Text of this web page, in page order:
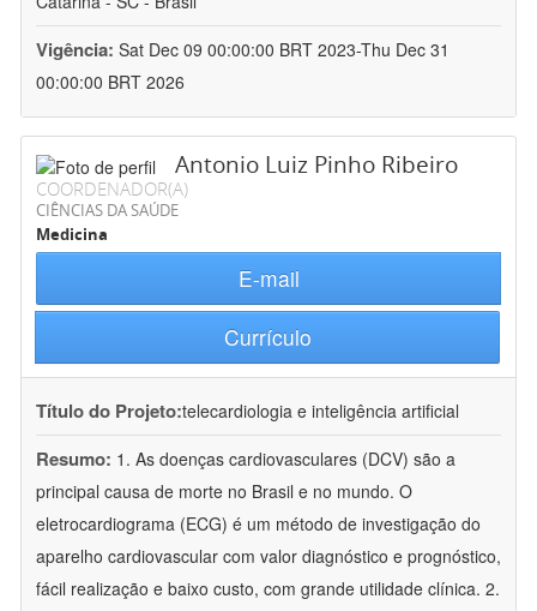
Vigência: Sat Dec 09 00:00:00 BRT 2023-Thu Dec 31
00:00:00 BRT 2026
Antonio Luiz Pinho Ribeiro
COORDENADOR(A)
CIÊNCIAS DA SAÚDE
Medicina
E-mail
Currículo
Título do Projeto:telecardiologia e inteligência artificial
Resumo: 1. As doenças cardiovasculares (DCV) são a
principal causa de morte no Brasil e no mundo. O
eletrocardiograma (ECG) é um método de investigação do
aparelho cardiovascular com valor diagnóstico e prognóstico,
fácil realização e baixo custo, com grande utilidade clínica. 2.